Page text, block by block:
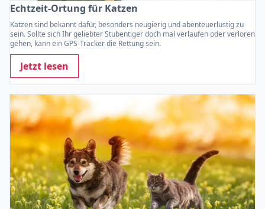
Echtzeit-Ortung für Katzen
Katzen sind bekannt dafür, besonders neugierig und abenteuerlustig zu
sein. Sollte sich Ihr geliebter Stubentiger doch mal verlaufen oder verloren
gehen, kann ein GPS-Tracker die Rettung sein.
Jetzt lesen